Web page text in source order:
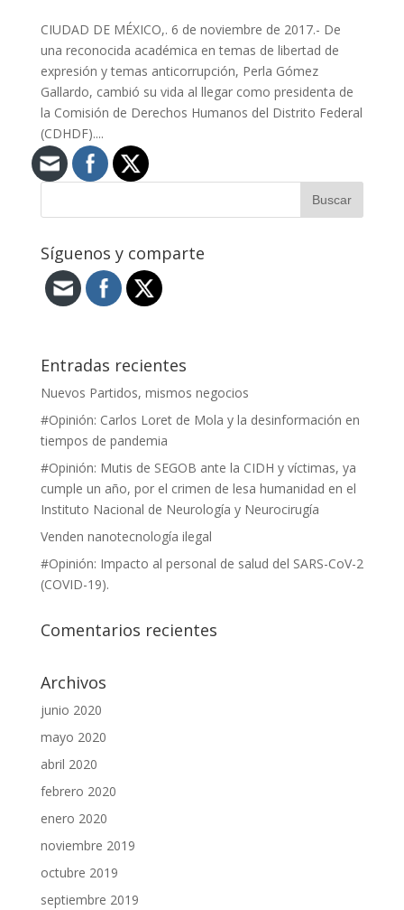
CIUDAD DE MÉXICO,. 6 de noviembre de 2017.- De
una reconocida académica en temas de libertad de
expresión y temas anticorrupción, Perla Gómez
Gallardo, cambió su vida al llegar como presidenta de
la Comisión de Derechos Humanos del Distrito Federal
(CDHDF)....
Síguenos y comparte
Entradas recientes
Nuevos Partidos, mismos negocios
#Opinión: Carlos Loret de Mola y la desinformación en
tiempos de pandemia
#Opinión: Mutis de SEGOB ante la CIDH y víctimas, ya
cumple un año, por el crimen de lesa humanidad en el
Instituto Nacional de Neurología y Neurocirugía
Venden nanotecnología ilegal
#Opinión: Impacto al personal de salud del SARS-CoV-2
(COVID-19).
Comentarios recientes
Archivos
junio 2020
mayo 2020
abril 2020
febrero 2020
enero 2020
noviembre 2019
octubre 2019
septiembre 2019